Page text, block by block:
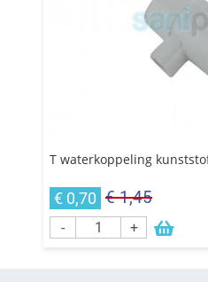
T waterkoppeling
€ 0,70 € 1,45
- +